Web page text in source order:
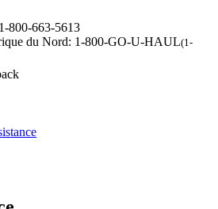
800-663-5613
du Nord: 1-800-GO-U-HAUL(1-